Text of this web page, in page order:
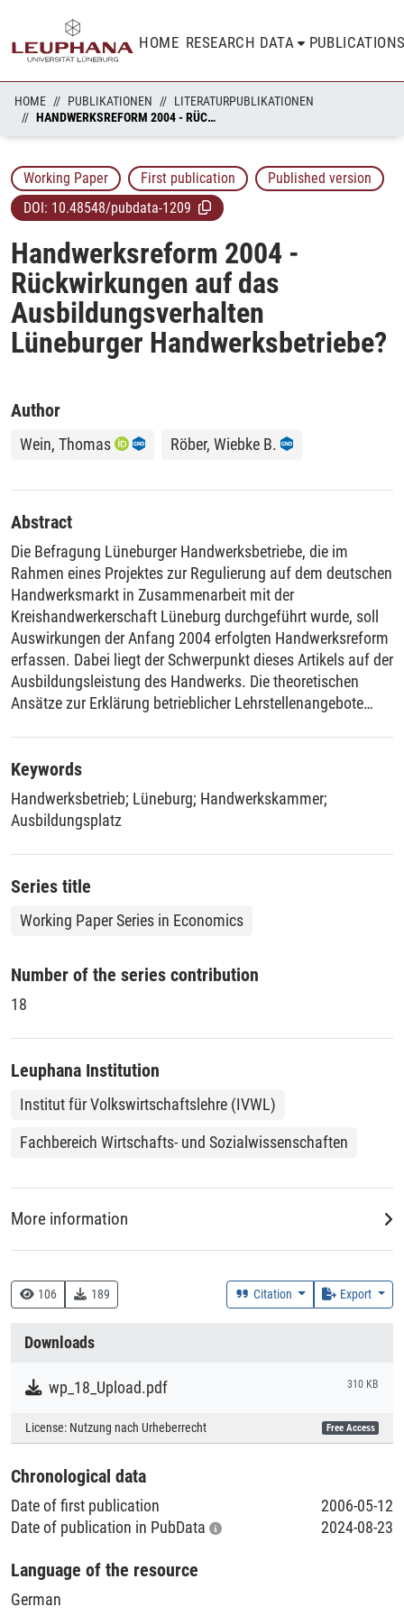
HOME RESEARCH DATA
HOME PUBLIKATIONEN
LITERATURPUBLIKATIONEN
HANDWERKSREFORM 2004 - RÜCKWIRKUNGEN AUF DAS AUSBILDUNGSVERHALTEN LÜNEBURGER HANDWERKSBETRIEBE?
Working Paper First publication
Published version
DOI: 10.48548/pubdata-1209
Handwerksreform 2004 -
Rückwirkungen auf das
Ausbildungsverhalten
Lüneburger Handwerksbetriebe?
106 189 Citation Export
Downloads
wp_18_Upload.pdf 310 KB
License: Nutzung nach Urheberrecht Free Access
Chronological data
Date of first publication
2006-05-12
Date of publication in PubData
2024-08-23
Language of the resource
German
Author
Wein, Thomas Röber, Wiebke B.
Abstract
Die Befragung Lüneburger Handwerksbetriebe, die im
Rahmen eines Projektes zur Regulierung auf dem deutschen
Handwerksmarkt in Zusammenarbeit mit der
Kreishandwerkerschaft Lüneburg durchgeführt wurde, soll
Auswirkungen der Anfang 2004 erfolgten Handwerksreform
erfassen. Dabei liegt der Schwerpunkt dieses Artikels auf der
Ausbildungsleistung des Handwerks. Die theoretischen
Ansätze zur Erklärung betrieblicher Lehrstellenangebote
Lüneburger Handwerk konfrontiert werden.
Keywords
Handwerksbetrieb; Lüneburg; Handwerkskammer;
Ausbildungsplatz
Series title
Working Paper Series in Economics
Number of the series contribution
18
Leuphana Institution
Institut für Volkswirtschaftslehre (IVWL)
Fachbereich Wirtschafts- und Sozialwissenschaften
More information
330 :: Wirtschaft
Creation Context
Collections
Literaturpublikationen